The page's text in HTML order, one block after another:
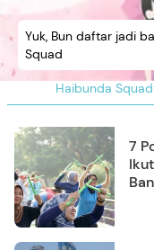
Haibunda Squad
Yuk, Bun daftar jadi
Squad
7